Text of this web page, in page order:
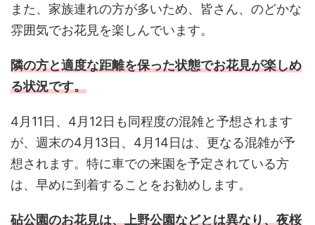
また、家族連れの方が多いため、皆さん、のどかな
雰囲気でお花見を楽しんでいます。
隣の方と適度な距離を保った状態でお花見が楽しめ
る状況です。
4月11日、4月12日も同程度の混雑と予想されます
が、週末の4月13日、4月14日は、更なる混雑が予
想されます。特に車での来園を予定されている方
は、早めに到着することをお勧めします。
砧公園のお花見は、上野公園などとは異なり、夜桜